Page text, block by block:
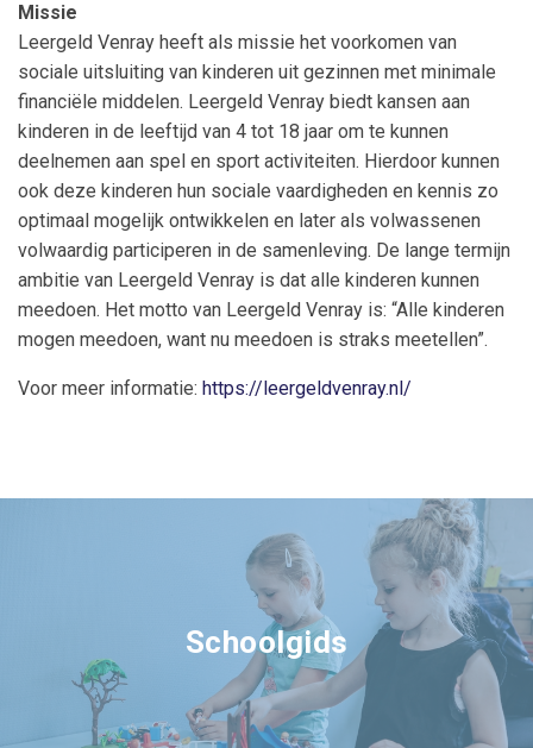
Missie
Leergeld Venray heeft als missie het voorkomen van
sociale uitsluiting van kinderen uit gezinnen met minimale
financiële middelen. Leergeld Venray biedt kansen aan
kinderen in de leeftijd van 4 tot 18 jaar om te kunnen
deelnemen aan spel en sport activiteiten. Hierdoor kunnen
ook deze kinderen hun sociale vaardigheden en kennis zo
optimaal mogelijk ontwikkelen en later als volwassenen
volwaardig participeren in de samenleving. De lange termijn
ambitie van Leergeld Venray is dat alle kinderen kunnen
meedoen. Het motto van Leergeld Venray is: “Alle kinderen
mogen meedoen, want nu meedoen is straks meetellen”.
Voor meer informatie: https://leergeldvenray.nl/
Schoolgids